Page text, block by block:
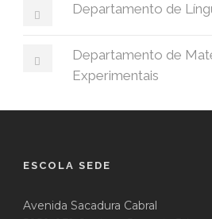
Departamento de
Departamento de
Experimentais
ESCOLA SEDE
Avenida Sacadura Cabral